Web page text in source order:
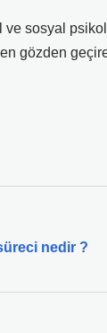
ve sosyal
gözden
nedir ?